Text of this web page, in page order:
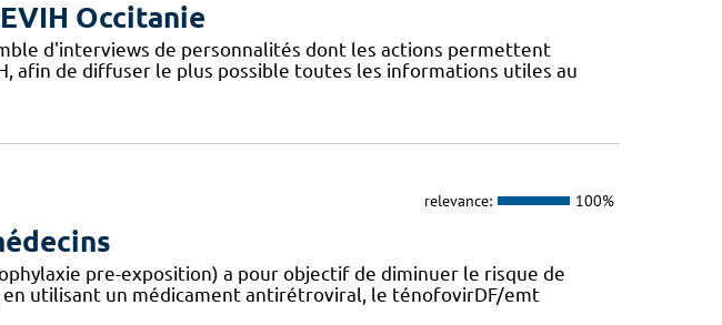
Occitanie
d'interviews de personnalités dont les actions permettent
afin de diffuser le plus possible toutes les informations utiles au
relevance: 100%
pre-exposition) a pour objectif de diminuer le risque de
utilisant un médicament antirétroviral, le ténofovirDF/emt